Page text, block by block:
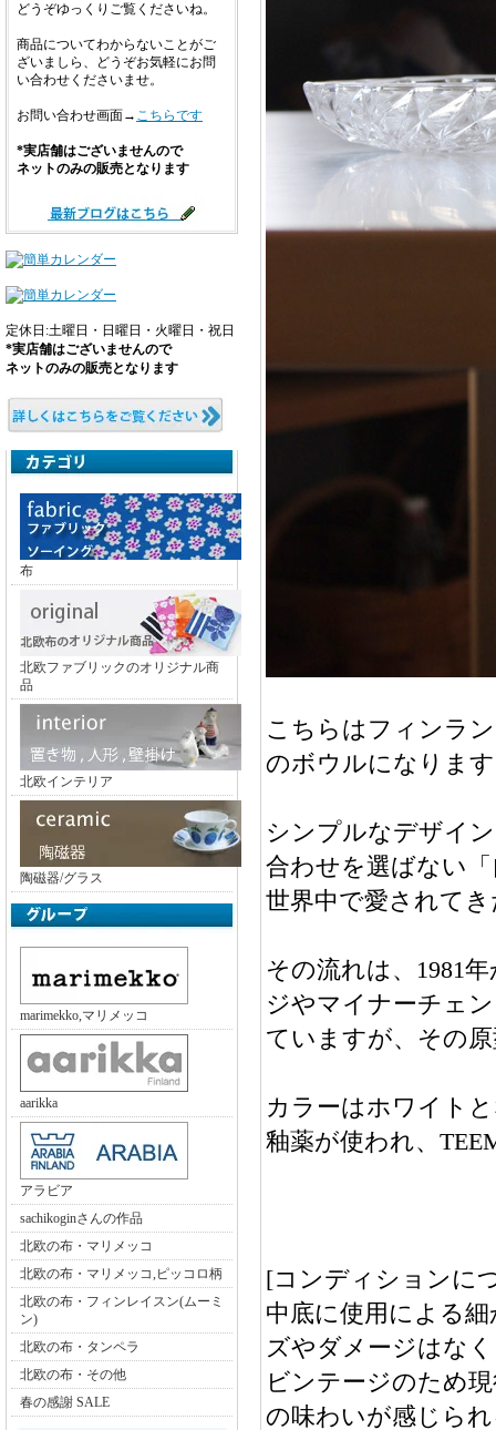
どうぞゆっくりご覧くださいね。
商品についてわからないことがご
ざいましら、どうぞお気軽にお問
い合わせくださいませ。
お問い合わせ画面→ こちらです
*実店舗はございませんので
ネットのみの販売となります
定休日:土曜日・日曜日・火曜日・祝日
*実店舗はございませんので
ネットのみの販売となります
布
北欧ファブリックのオリジナル商
品
北欧インテリア
陶磁器/グラス
marimekko,マリメッコ
aarikka
アラビア
sachikoginさんの作品
北欧の布・マリメッコ
北欧の布・マリメッコ,ピッコロ柄
北欧の布・フィンレイスン(ムーミ
ン)
北欧の布・タンペラ
北欧の布・その他
春の感謝 SALE
こちらはフィンラ
のボウルになりま
シンプルなデザイ
合わせを選ばない
世界中で愛されて
その流れは、1981
ジやマイナーチェ
ていますが、その
カラーはホワイト
釉薬が使われ、
[コンディションに
中底に使用による
ズやダメージはな
ビンテージのため
の味わいが感じら